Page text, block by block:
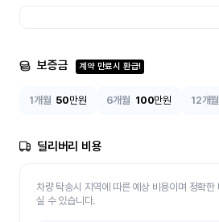
보증금 계약 만료시 환급!
1개월 50만원 6개월 100만원 12개월
딜리버리 비용
차량 탁송시 지역에 따른 예상 비용이며 정확
실 수 있습니다.